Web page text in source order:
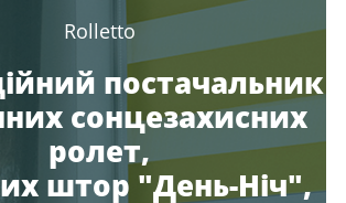
Rolletto
постачальник
сонцезахисних
ролет,
штор "День-Ніч",